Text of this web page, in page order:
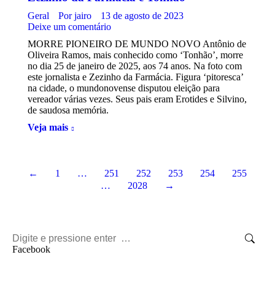
Geral Porjairo
13 de agosto de 2023
Deixe um comentário
MORRE PIONEIRO DE MUNDO NOVO Antônio de
Oliveira Ramos, mais conhecido como ‘Tonhão’, morre
no dia 25 de janeiro de 2025, aos 74 anos. Na foto com
este jornalista e Zezinho da Farmácia. Figura ‘pitoresca’
na cidade, o mundonovense disputou eleição para
vereador várias vezes. Seus pais eram Erotides e Silvino,
de saudosa memória.
Veja mais
← 1 … 251 252 253 254
255
…
2028 →
Search:
Facebook